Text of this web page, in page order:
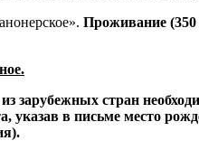
Проживание (350
стран
указав в письме место